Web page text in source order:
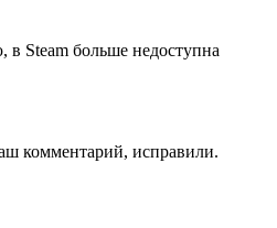
в Steam больше недоступна
комментарий, исправили.